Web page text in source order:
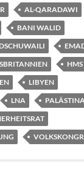
AL-QARADAWI
BANI WALID
DSCHUWAILI
LIBYEN
LNA PALÄSTINA